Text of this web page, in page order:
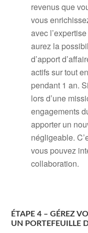
revenus que
vous
avec
aurez la
d’apport
actifs sur tout
pendant 1 an.
lors d’une
engagements
apporter un
négligeable.
vous pouvez
collaboration.
ÉTAPE 4 – GÉREZ
UN PORTEFEUILLE